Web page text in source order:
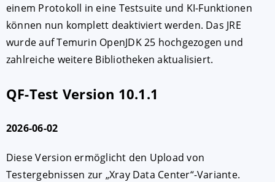
einem Protokoll in eine Testsuite und KI-Funktionen
können nun komplett deaktiviert werden. Das JRE
wurde auf Temurin OpenJDK 25 hochgezogen und
zahlreiche weitere Bibliotheken aktualisiert.
QF-Test Version 10.1.1
2026-06-02
Diese Version ermöglicht den Upload von
Testergebnissen zur „Xray Data Center“-Variante.
Impressum| Datenschutz